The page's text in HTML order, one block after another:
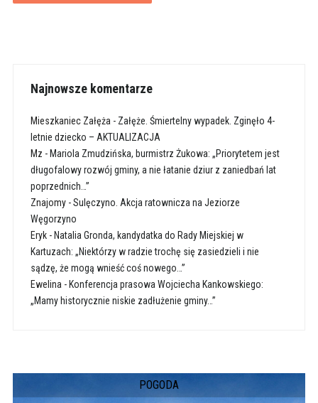
Najnowsze komentarze
Mieszkaniec Załęża- Załęże. Śmiertelny wypadek. Zginęło 4-
letnie dziecko – AKTUALIZACJA
Mz - Mariola Zmudzińska, burmistrz Żukowa: „Priorytetem jest
długofalowy rozwój gminy, a nie łatanie dziur z zaniedbań lat
poprzednich…”
Znajomy-Sulęczyno. Akcja ratownicza na Jeziorze
Węgorzyno
Eryk- Natalia Gronda, kandydatka do Rady Miejskiej w
Kartuzach: „Niektórzy w radzie trochę się zasiedzieli i nie
sądzę, że mogą wnieść coś nowego…”
Ewelina- Konferencja prasowa Wojciecha Kankowskiego:
„Mamy historycznie niskie zadłużenie gminy…”
POGODA